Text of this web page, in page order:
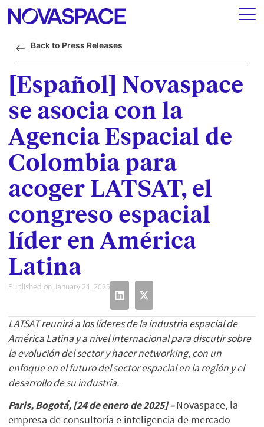
Back to Press Releases
[Español] Novaspace
se asocia con la
Agencia Espacial de
Colombia para
acoger LATSAT, el
congreso espacial
líder en América
Latina
Published on January 24, 2025
LATSAT reunirá a los líderes de la industria espacial de
América Latina y a nivel internacional para discutir sobre
la evolución del sector y hacer networking, con un
enfoque en el futuro del sector espacial en la región y el
desarrollo de su industria.
Paris, Bogotá, [24 de enero de 2025] –Novaspace, la
empresa de consultoría e inteligencia de mercado